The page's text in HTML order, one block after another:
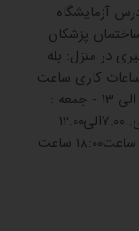
آزمایشگاه
پزشکان
در منزل: بله
کاری ساعت
کار: شنبه تا چهارشنبه :7 الی 18 - پنجشنبه : 7 الی 13 - جمعه :
تعطیل ساعت نمونه گیری آزمایش‌های ناشتایی: 7:00الی12:00
ساعت نمونه گیری آزمایش‌های غیرناشتایی: تا ساعت18:00 ساعت